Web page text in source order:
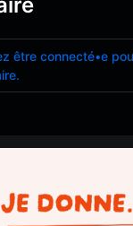
être connecté•e